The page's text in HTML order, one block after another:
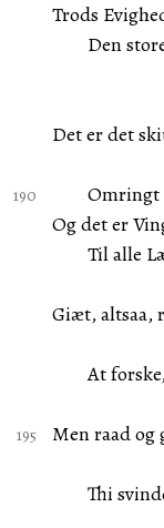
Trods
Den store
Det er det
Omringt
Og det er
Til alle
Giæt, altsaa,
At forske,
Men raad
Thi